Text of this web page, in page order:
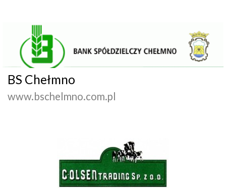
BS Chełmno
www.bschelmno.com.pl